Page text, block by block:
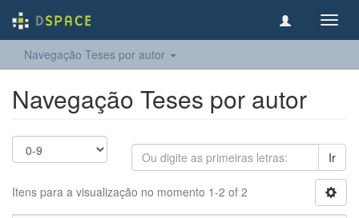
Navegação Teses por autor
Navegação Teses por autor
Ir
Itens para a visualização no momento 1-2 of 2